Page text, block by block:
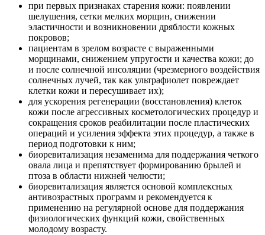
при первых признаках старения кожи: появлении
шелушения, сетки мелких морщин, снижении
эластичности и возникновении дряблости кожных
покровов;
пациентам в зрелом возрасте с выраженными
морщинами, снижением упругости и качества кожи; до
и после солнечной инсоляции (чрезмерного воздействия
солнечных лучей, так как ультрафиолет повреждает
клетки кожи и пересушивает их);
для ускорения регенерации (восстановления) клеток
кожи после агрессивных косметологических процедур и
сокращения сроков реабилитации после пластических
операций и усиления эффекта этих процедур, а также в
период подготовки к ним;
биоревитализация незаменима для поддержания четкого
овала лица и препятствует формированию брылей и
птоза в области нижней челюсти;
биоревитализация является основой комплексных
антивозрастных программ и рекомендуется к
применению на регулярной основе для поддержания
физиологических функций кожи, свойственных
молодому возрасту.